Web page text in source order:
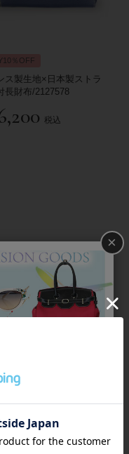
％OFF
ス製生地×日本製ストラ
長財布/2127578
税込
×